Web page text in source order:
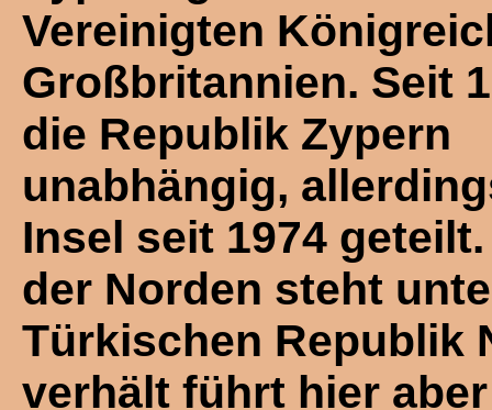
Vereinigten
Großbritannien. Seit
die Republik Zypern
unabhängig,
Insel seit 1974
der Norden steht
Türkischen Republik
verhält führt hier